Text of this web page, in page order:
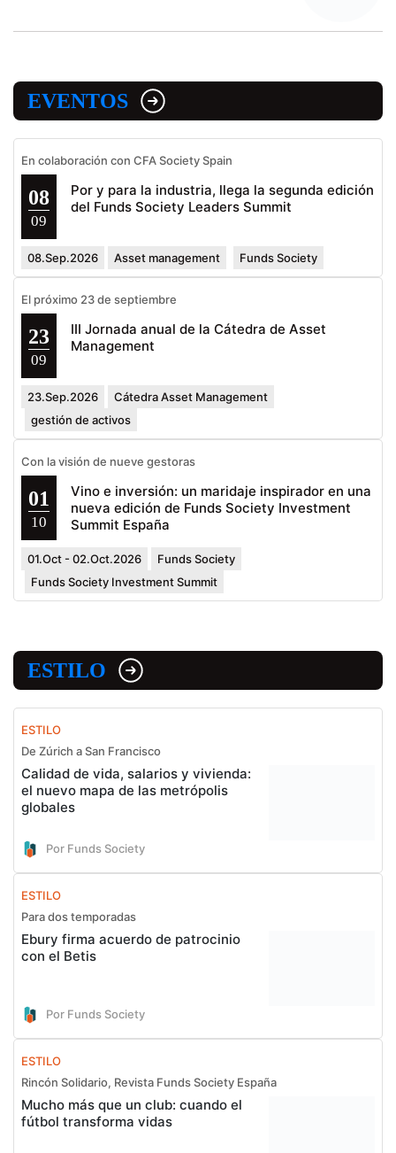
EVENTOS
En colaboración con CFA Society Spain
08
09
Por y para la industria, llega la segunda edición
del Funds Society Leaders Summit
08.Sep.2026 Asset management Funds Society
El próximo 23 de septiembre
23
09
III Jornada anual de la Cátedra de Asset
Management
23.Sep.2026
Cátedra Asset Management
gestión de activos
Con la visión de nueve gestoras
01
10
Vino e inversión: un maridaje inspirador en una
nueva edición de Funds Society Investment
Summit España
01.Oct - 02.Oct.2026
Funds Society
Funds Society Investment Summit
ESTILO
ESTILO
De Zúrich a San Francisco
Calidad de vida, salarios y vivienda:
el nuevo mapa de las metrópolis
globales
Por Funds Society
ESTILO
Para dos temporadas
Ebury firma acuerdo de patrocinio
con el Betis
Por Funds Society
ESTILO
Rincón Solidario, Revista Funds Society España
Mucho más que un club: cuando el
fútbol transforma vidas